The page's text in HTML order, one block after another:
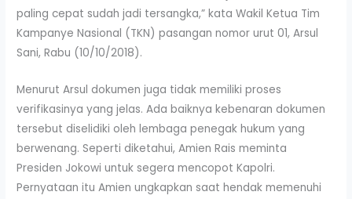
paling cepat sudah jadi tersangka,” kata Wakil Ketua Tim
Kampanye Nasional (TKN) pasangan nomor urut 01, Arsul
Sani, Rabu (10/10/2018).
Menurut Arsul dokumen juga tidak memiliki proses
verifikasinya yang jelas. Ada baiknya kebenaran dokumen
tersebut diselidiki oleh lembaga penegak hukum yang
berwenang. Seperti diketahui, Amien Rais meminta
Presiden Jokowi untuk segera mencopot Kapolri.
Pernyataan itu Amien ungkapkan saat hendak memenuhi